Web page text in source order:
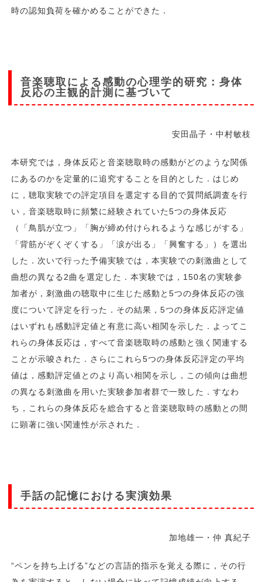
時の認知負荷を確かめることができた．
音楽聴取による感動の心理学的研究：身体
反応の主観的計測に基づいて
安田晶子・中村敏枝
本研究では，身体反応と音楽聴取時の感動がどのような関係
にあるのかを定量的に追究することを目的とした．はじめ
に，聴取実験での評定項目を選定する目的で質問紙調査を行
い，音楽聴取時に頻繁に経験されていた5つの身体反応
（「鳥肌が立つ」「胸が締め付けられるような感じがする」
「背筋がぞくぞくする」「涙が出る」「興奮する」）を選出
した．次いで行った予備実験では，本実験での刺激曲として
曲想の異なる2曲を選定した．本実験では，150名の実験参
加者が，刺激曲の聴取中に生じた感動と5つの身体反応の強
度について評定を行った．その結果，5つの身体反応評定値
はいずれも感動評定値と有意に高い相関を示した．よってこ
れらの身体反応は，すべて音楽聴取時の感動と強く関連する
ことが示唆された．さらにこれら5つの身体反応評定の平均
値は，感動評定値とのより高い相関を示し，この傾向は曲想
の異なる刺激曲を用いた実験参加者群で一致した．すなわ
ち，これらの身体反応を総合すると音楽聴取時の感動との間
に顕著に強い関連性が示された．
手話の記憶における実演効果
加地雄一・仲 真紀子
“ペンを持ち上げる”などの言語的指示を覚える際に，その行